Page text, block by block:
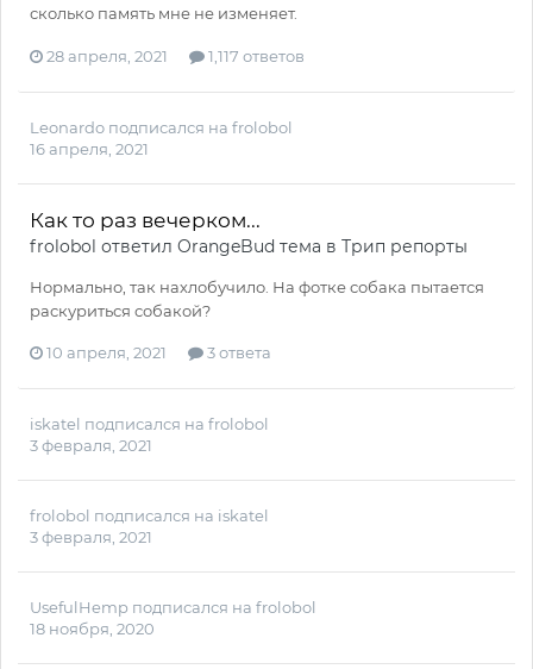
сколько память мне не изменяет.
28 апреля, 2021 1,117 ответов
Leonardo подписался на frolobol
16 апреля, 2021
Как то раз вечерком...
frolobol ответил OrangeBud тема в Трип репорты
Нормально, так нахлобучило. На фотке собака пытается
раскуриться собакой?
10 апреля, 2021 3 ответа
iskatel подписался на frolobol
3 февраля, 2021
frolobol подписался на iskatel
3 февраля, 2021
UsefulHemp подписался на frolobol
18 ноября, 2020